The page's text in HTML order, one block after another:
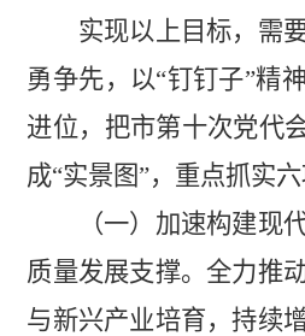
实现以上目标，需
勇争先，以“钉钉子”精
进位，把市第十次党代
成“实景图”，重点抓实六
（一）加速构建现
质量发展支撑。全力推
与新兴产业培育，持续